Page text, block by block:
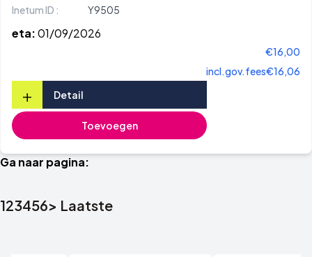
Inetum ID :
Y9505
eta:01/09/2026
€16,00
incl.gov.fees€16,06
+ Detail
Toevoegen
Ga naar pagina:
123456> Laatste